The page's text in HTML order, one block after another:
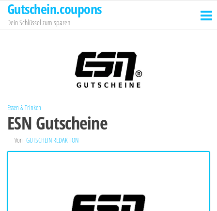
Zum
Inhalt
springen
Gutschein.coupons
Dein Schlüssel zum sparen
Essen & Trinken
ESN Gutscheine
Von GUTSCHEIN REDAKTION